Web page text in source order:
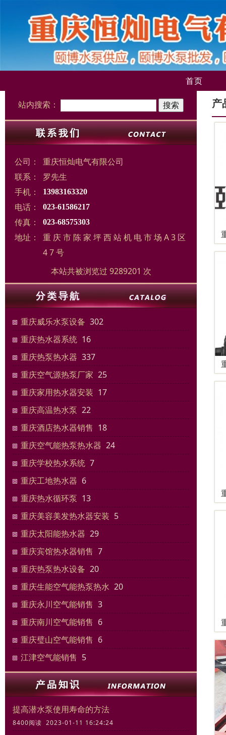
首页
站内搜索：
公司：
重庆恒灿电气有限公司
联系：
罗先生
手机：
13983163320
电话： 023-61586217
传真： 023-68575303
地址：
重 庆 市 陈 家 坪 西 站 机 电 市 场 A 3 区
4 7 号
本站共被浏览过 9289201 次
重庆威乐水泵设备 302
重庆热水器系统 16
重庆热泵热水器 337
重庆空气源热泵厂家 25
重庆家用热水器安装 17
重庆高温热水泵 22
重庆酒店热水器销售 18
重庆空气能热泵热水器 24
重庆学校热水系统 7
重庆工地热水器 6
重庆热水循环泵 13
重庆美容美发热水器安装 5
重庆太阳能热水器 29
重庆宾馆热水器销售 7
重庆热泵热水设备 20
重庆生能空气能热泵热水 20
重庆永川空气能销售 3
重庆南川空气能销售 6
重庆璧山空气能销售 6
江津空气能销售 5
提高潜水泵使用寿命的方法
8400阅读 2023-01-11 16:24:24
产